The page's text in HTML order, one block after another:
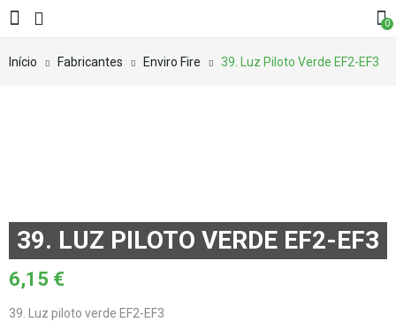
0
Início Fabricantes Enviro Fire 39. Luz Piloto Verde EF2-EF3
39. LUZ PILOTO VERDE EF2-EF3
6,15 €
39. Luz piloto verde EF2-EF3